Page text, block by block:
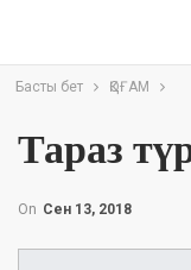
Басты бет ҚОҒАМ
Тараз
On Сен 13, 2018